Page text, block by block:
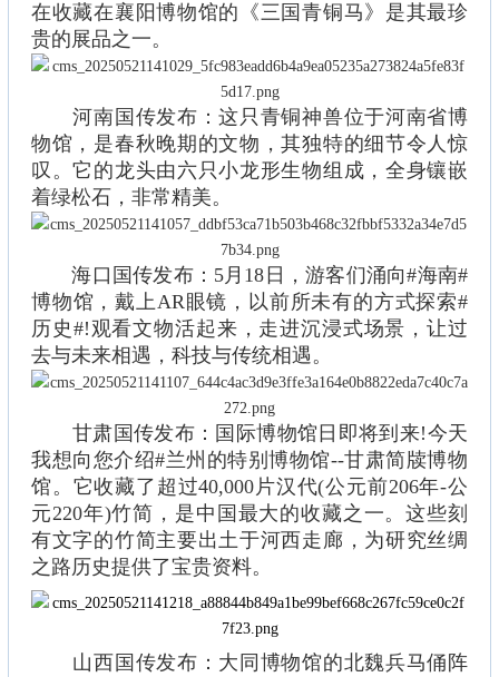
在收藏在襄阳博物馆的《三国青铜马》是其最珍
贵的展品之一。
河南国传发布：这只青铜神兽位于河南省博
物馆，是春秋晚期的文物，其独特的细节令人惊
叹。它的龙头由六只小龙形生物组成，全身镶嵌
着绿松石，非常精美。
海口国传发布：5月18日，游客们涌向#海南#
博物馆，戴上AR眼镜，以前所未有的方式探索#
历史#!观看文物活起来，走进沉浸式场景，让过
去与未来相遇，科技与传统相遇。
甘肃国传发布：国际博物馆日即将到来!今天
我想向您介绍#兰州的特别博物馆--甘肃简牍博物
馆。它收藏了超过40,000片汉代(公元前206年-公
元220年)竹简，是中国最大的收藏之一。这些刻
有文字的竹简主要出土于河西走廊，为研究丝绸
之路历史提供了宝贵资料。
山西国传发布：大同博物馆的北魏兵马俑阵